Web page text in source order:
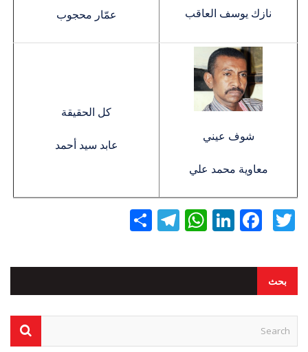
نازك يوسف العاقب عمّار محجوب
شوف عيني
معاوية محمد علي
كل الحقيقة
عابد سيد أحمد
Twitter
Facebook
LinkedIn
WhatsApp
Telegram
بحث